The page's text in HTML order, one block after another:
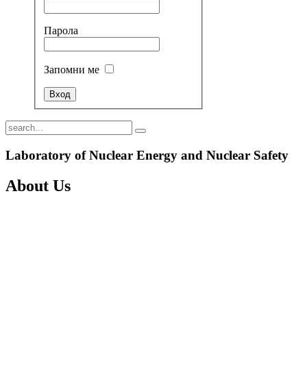
Парола
Запомни ме
Laboratory of Nuclear Energy and Nuclear Safety
About Us